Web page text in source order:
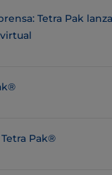
Tetra Pak
Pak®